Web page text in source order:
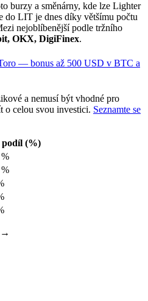
burzy a směnárny, kde lze Lighter
LIT je dnes díky většímu počtu
nejoblíbenější podle tržního
OKX, DigiFinex.
— bonus až 500 USD v BTC a
a nemusí být vhodné pro
o celou svou investici. Seznamte se
(%)
→